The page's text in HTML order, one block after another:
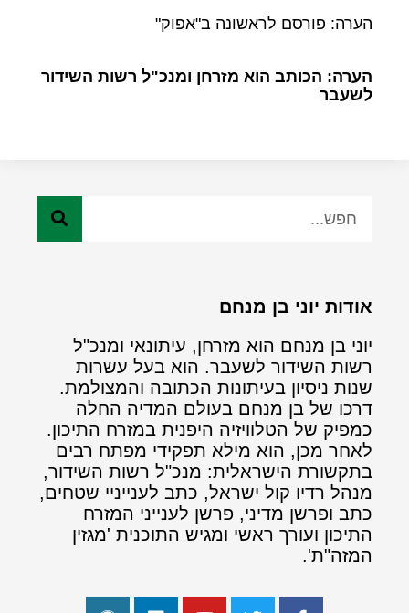
הערה: פורסם לראשונה ב"אפוק"
הערה: הכותב הוא מזרחן ומנכ"ל רשות השידור
לשעבר
אודות יוני בן מנחם
יוני בן מנחם הוא מזרחן, עיתונאי ומנכ"ל
רשות השידור לשעבר. הוא בעל עשרות
שנות ניסיון בעיתונות הכתובה והמצולמת.
דרכו של בן מנחם בעולם המדיה החלה
כמפיק של הטלוויזיה היפנית במזרח התיכון.
לאחר מכן, הוא מילא תפקידי מפתח רבים
בתקשורת הישראלית: מנכ"ל רשות השידור,
מנהל רדיו קול ישראל, כתב לענייניי שטחים,
כתב ופרשן מדיני, פרשן לענייני המזרח
התיכון ועורך ראשי ומגיש התוכנית 'מגזין
המזה"ת'.